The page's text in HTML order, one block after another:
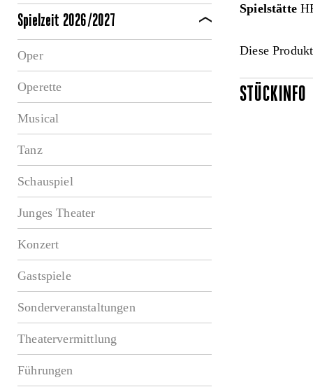
Spielzeit 2026/2027
Oper
Operette
Musical
Tanz
Schauspiel
Junges Theater
Konzert
Gastspiele
Sonderveranstaltungen
Theatervermittlung
Führungen
Spielstätte
Diese
STÜCKINFO